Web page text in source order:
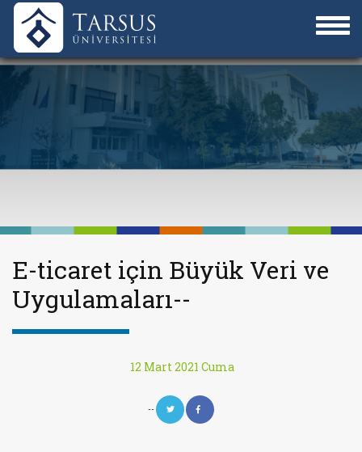
E-ticaret için Büyük Veri ve
Uygulamaları--
12 Mart 2021 Cuma
--